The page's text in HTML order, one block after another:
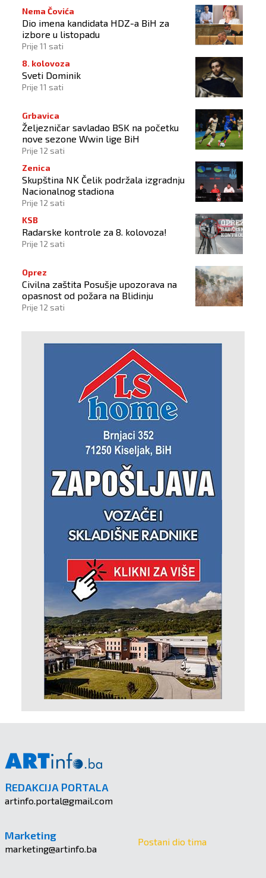
Nema Čovića
Dio imena kandidata HDZ-a BiH za
izbore u listopadu
Prije 11 sati
8. kolovoza
Sveti Dominik
Prije 11 sati
Grbavica
Željezničar savladao BSK na početku
nove sezone Wwin lige BiH
Prije 12 sati
Zenica
Skupština NK Čelik podržala izgradnju
Nacionalnog stadiona
Prije 12 sati
KSB
Radarske kontrole za 8. kolovoza!
Prije 12 sati
Oprez
Civilna zaštita Posušje upozorava na
opasnost od požara na Blidinju
Prije 12 sati
REDAKCIJA PORTALA
artinfo.portal@gmail.com
Marketing
marketing@artinfo.ba
Postani dio tima